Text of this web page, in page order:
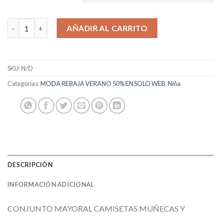
CONJUNTO MAYORAL cantidad
AÑADIR AL CARRITO
SKU:N/D
Categorías:MODA REBAJA VERANO 50% EN SOLO WEB,Niña
DESCRIPCIÓN
INFORMACIÓN ADICIONAL
CONJUNTO MAYORAL CAMISETAS MUÑECAS Y